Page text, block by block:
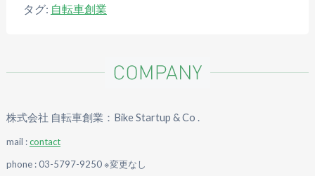
タグ: 自転車創業
株式会社 自転車創業：Bike Startup & Co .
mail :contact
phone : 03-5797-9250 ※変更なし